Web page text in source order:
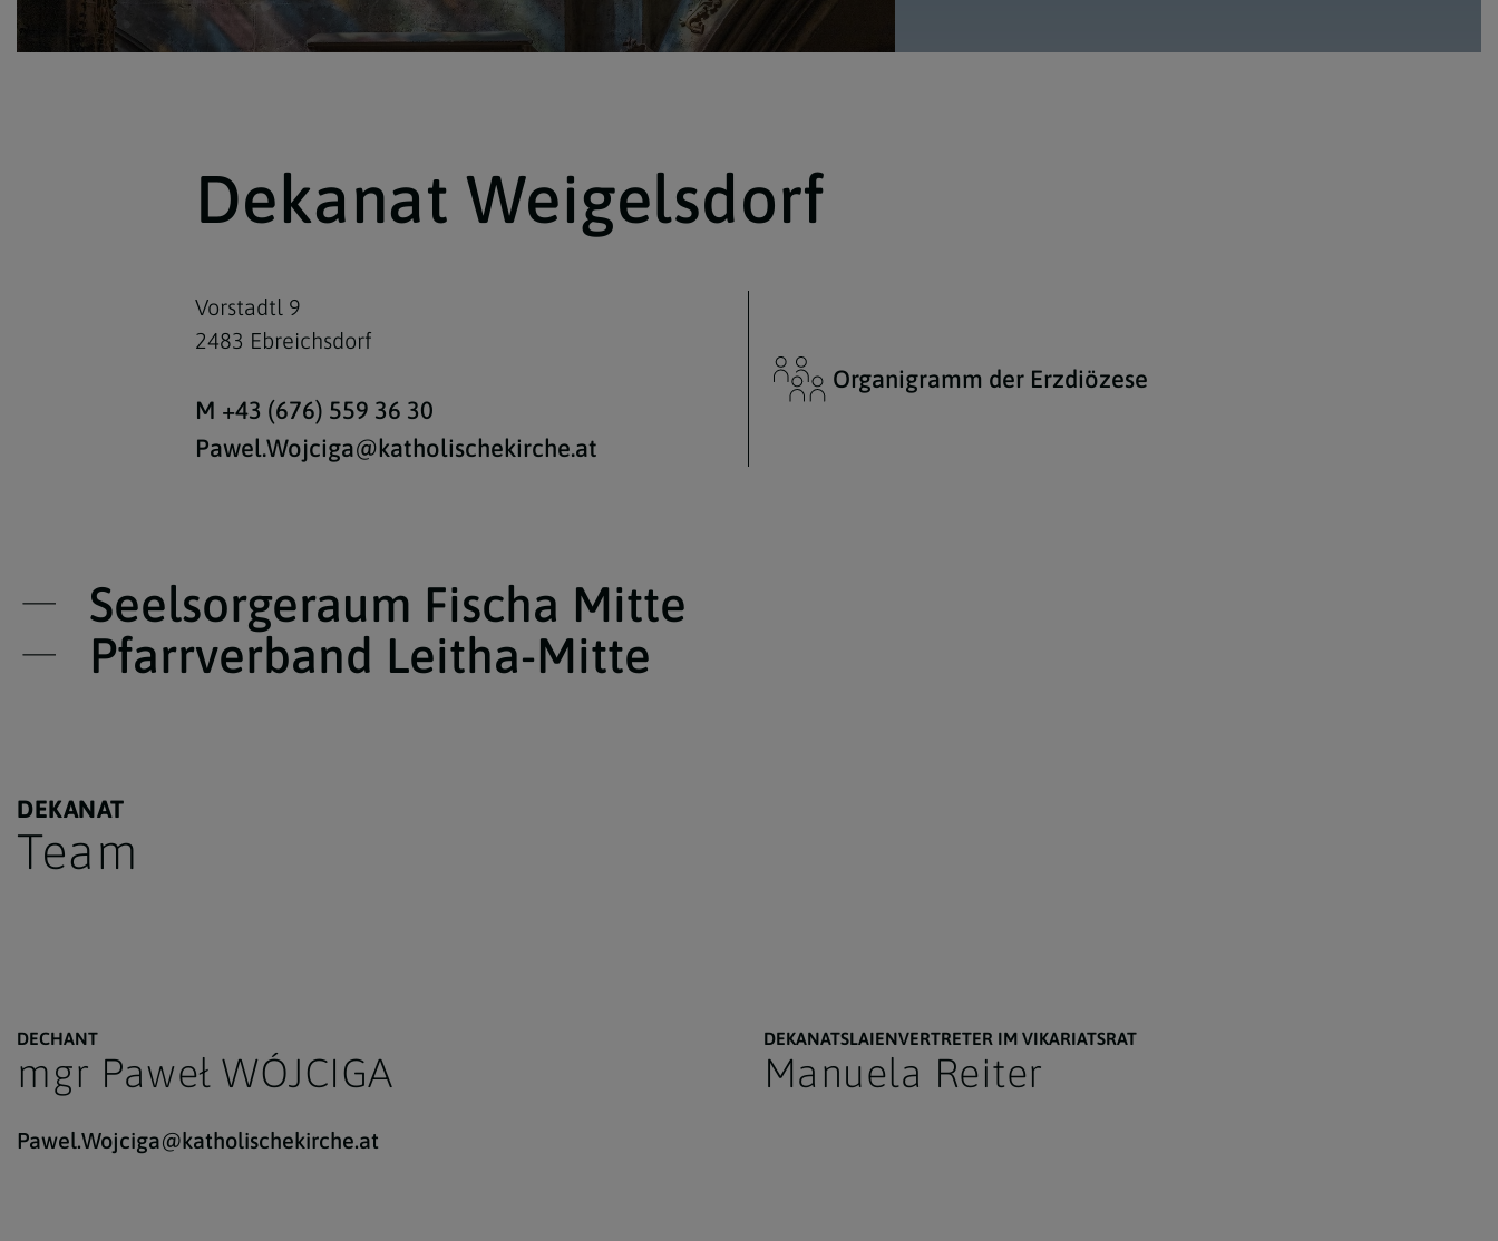
Dekanat Weigelsdorf
Vorstadtl 9
2483 Ebreichsdorf
M +43 (676) 559 36 30
Pawel.Wojciga@katholischekirche.at
Organigramm der Erzdiözese
Seelsorgeraum Fischa Mitte
Pfarrverband Leitha-Mitte
DEKANAT
Team
DECHANT
mgr Paweł WÓJCIGA
Pawel.Wojciga@katholischekirche.at
DEKANATSLAIENVERTRETER IM VIKARIATSRAT
Manuela Reiter